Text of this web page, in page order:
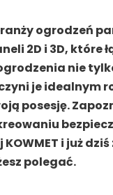
ogrodzeń
2D i 3D, które
nie
je idealnym
posesję.
i już
polegać.